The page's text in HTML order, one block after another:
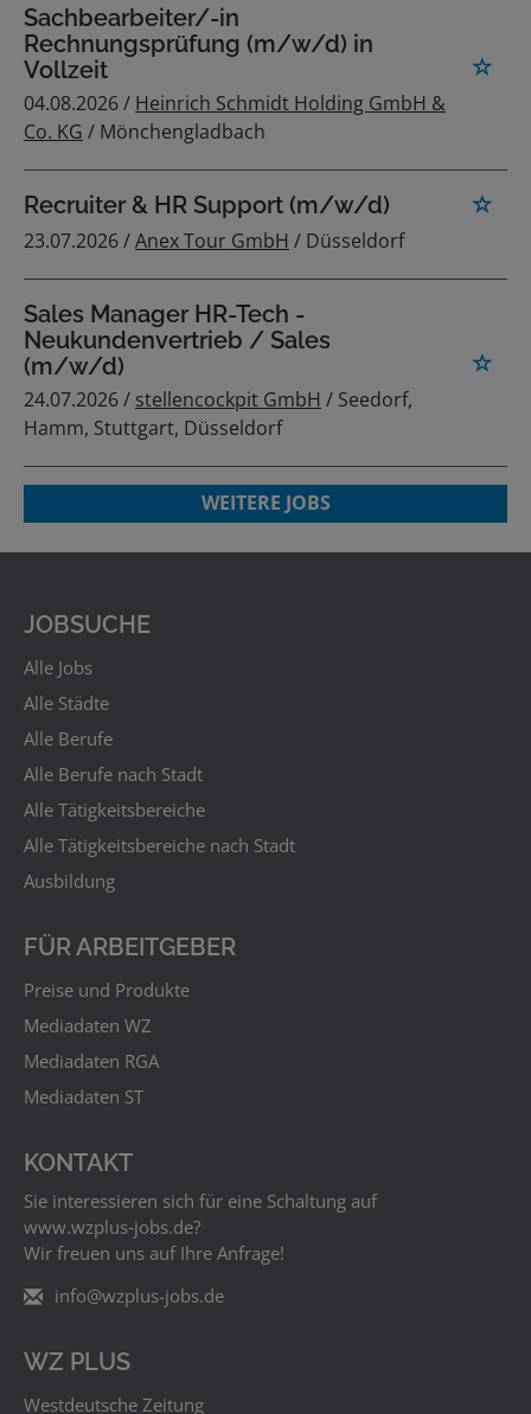
Sachbearbeiter/-in
Rechnungsprüfung (m/w/d) in
Vollzeit
04.08.2026 / Heinrich Schmidt Holding GmbH &
Co. KG / Mönchengladbach
Recruiter & HR Support (m/w/d)
23.07.2026 /Anex Tour GmbH / Düsseldorf
Sales Manager HR-Tech -
Neukundenvertrieb / Sales
(m/w/d)
24.07.2026 / stellencockpit GmbH / Seedorf,
Hamm, Stuttgart, Düsseldorf
WEITERE JOBS
JOBSUCHE
Alle Jobs
Alle Städte
Alle Berufe
Alle Berufe nach Stadt
Alle Tätigkeitsbereiche
Alle Tätigkeitsbereiche nach Stadt
Ausbildung
FÜR ARBEITGEBER
Preise und Produkte
Mediadaten WZ
Mediadaten RGA
Mediadaten ST
KONTAKT
Sie interessieren sich für eine Schaltung auf
www.wzplus‑jobs.de?
Wir freuen uns auf Ihre Anfrage!
info@wzplus-jobs.de
WZ PLUS
Westdeutsche Zeitung